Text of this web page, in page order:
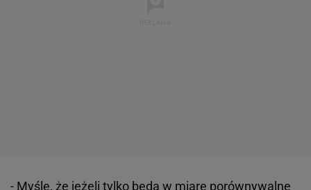
- Myślę, że jeżeli tylko będą w miarę porównywalne